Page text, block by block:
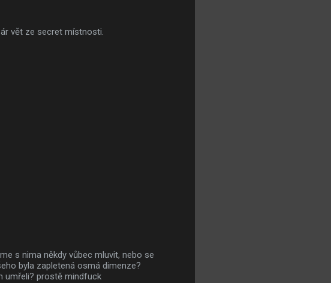
vět ze secret místnosti.
s nima někdy vůbec mluvit, nebo se
byla zapletená osmá dimenze?
umřeli? prostě mindfuck